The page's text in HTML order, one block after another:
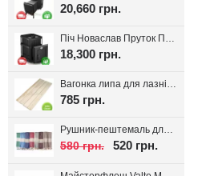
20,660 грн.
Піч Новаслав Пруток ПКС-01П, до 12м.куб.
18,300 грн.
Вагонка липа для лазні Valte Classic 70*14мм. (Перший сорт)
785 грн.
Рушник-пештемаль для лазні, хамаму, на пляж Діамант, вибір кольору
580 грн. 520 грн.